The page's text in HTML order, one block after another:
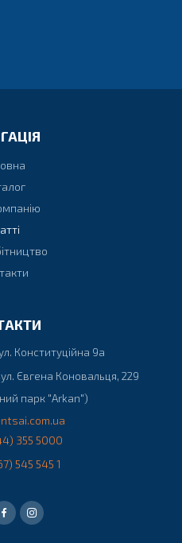
Конституційна 9а
Євгена Коновальця, 229
парк "Arkan")
355 5000
545 545 1